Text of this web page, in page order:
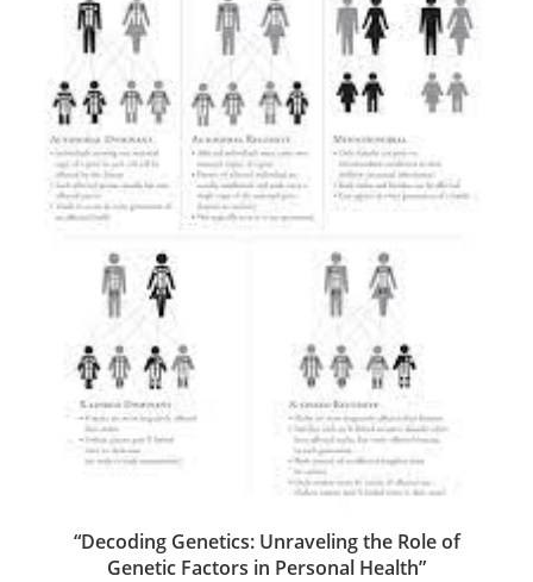
“Decoding Genetics: Unraveling the Role of
Genetic Factors in Personal Health”